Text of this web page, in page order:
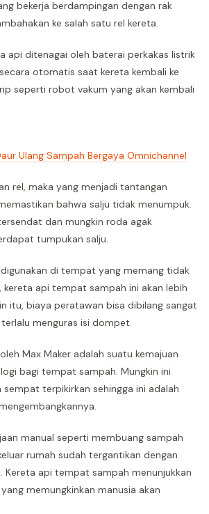
bekerja berdampingan dengan rak
ke salah satu rel kereta.
api ditenagai oleh baterai perkakas listrik
otomatis saat kereta kembali ke
seperti robot vakum yang akan kembali
Ulang Sampah Bergaya Omnichannel
rel, maka yang menjadi tantangan
bahwa salju tidak menumpuk.
dan mungkin roda agak
tumpukan salju.
di tempat yang memang tidak
kereta api tempat sampah ini akan lebih
itu, biaya peratawan bisa dibilang sangat
menguras isi dompet.
Max Maker adalah suatu kemajuan
bagi tempat sampah. Mungkin ini
terpikirkan sehingga ini adalah
manual seperti membuang sampah
rumah sudah tergantikan dengan
Kereta api tempat sampah menunjukkan
memungkinkan manusia akan